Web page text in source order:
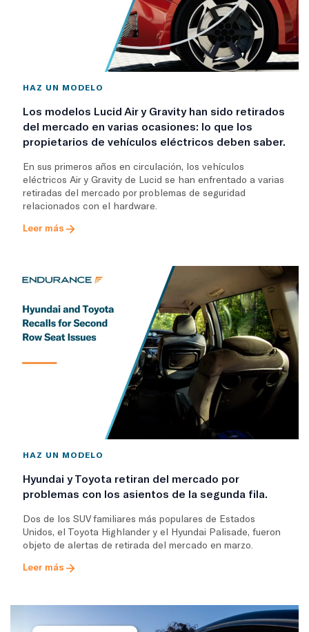
HAZ UN MODELO
Los modelos Lucid Air y Gravity han sido retirados
del mercado en varias ocasiones: lo que los
propietarios de vehículos eléctricos deben saber.
En sus primeros años en circulación, los vehículos
eléctricos Air y Gravity de Lucid se han enfrentado a varias
retiradas del mercado por problemas de seguridad
relacionados con el hardware.
Leer más
HAZ UN MODELO
Hyundai y Toyota retiran del mercado por
problemas con los asientos de la segunda fila.
Dos de los SUV familiares más populares de Estados
Unidos, el Toyota Highlander y el Hyundai Palisade, fueron
objeto de alertas de retirada del mercado en marzo.
Leer más